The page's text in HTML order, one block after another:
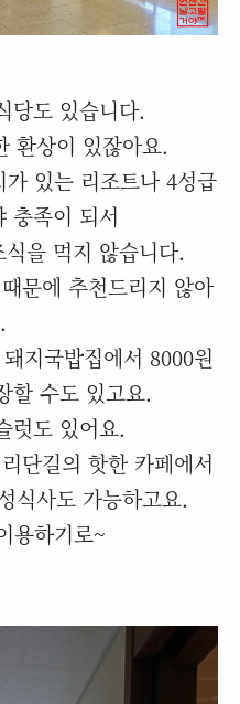
당도 있습니다.
환상이 있잖아요.
있는 리조트나 4성급
충족이 되서
을 먹지 않습니다.
문에 추천드리지 않아
지국밥집에서 8000원
할 수도 있고요.
럿도 있어요.
단길의 핫한 카페에서
식사도 가능하고요.
용하기로~